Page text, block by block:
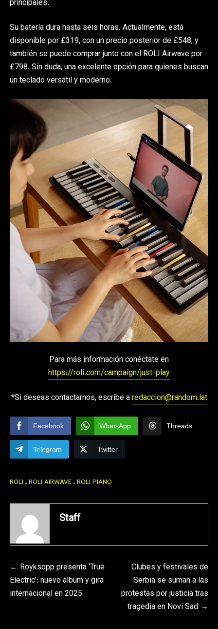
principales.
Su batería dura hasta seis horas. Actualmente, está
disponible por £319, con un precio posterior de £548, y
también se puede comprar junto con el ROLI Airwave por
£798. Sin duda, una excelente opción para quienes buscan
un teclado versátil y moderno.
Para más información conéctate en
https://roli.com/campaign/just-play
*Si deseas contactarnos, escribe aredaccion@random.lat
Facebook WhatsApp Threads
Telegram Twitter
ROLI ROLI AIRWAVE ROLI PIANO
Staff
Navegación
de
Röyksopp presenta ‘True
Electric’: nuevo álbum y gira
internacional en 2025
Clubes y festivales de
Serbia se suman a las
protestas por justicia tras
tragedia en Novi Sad